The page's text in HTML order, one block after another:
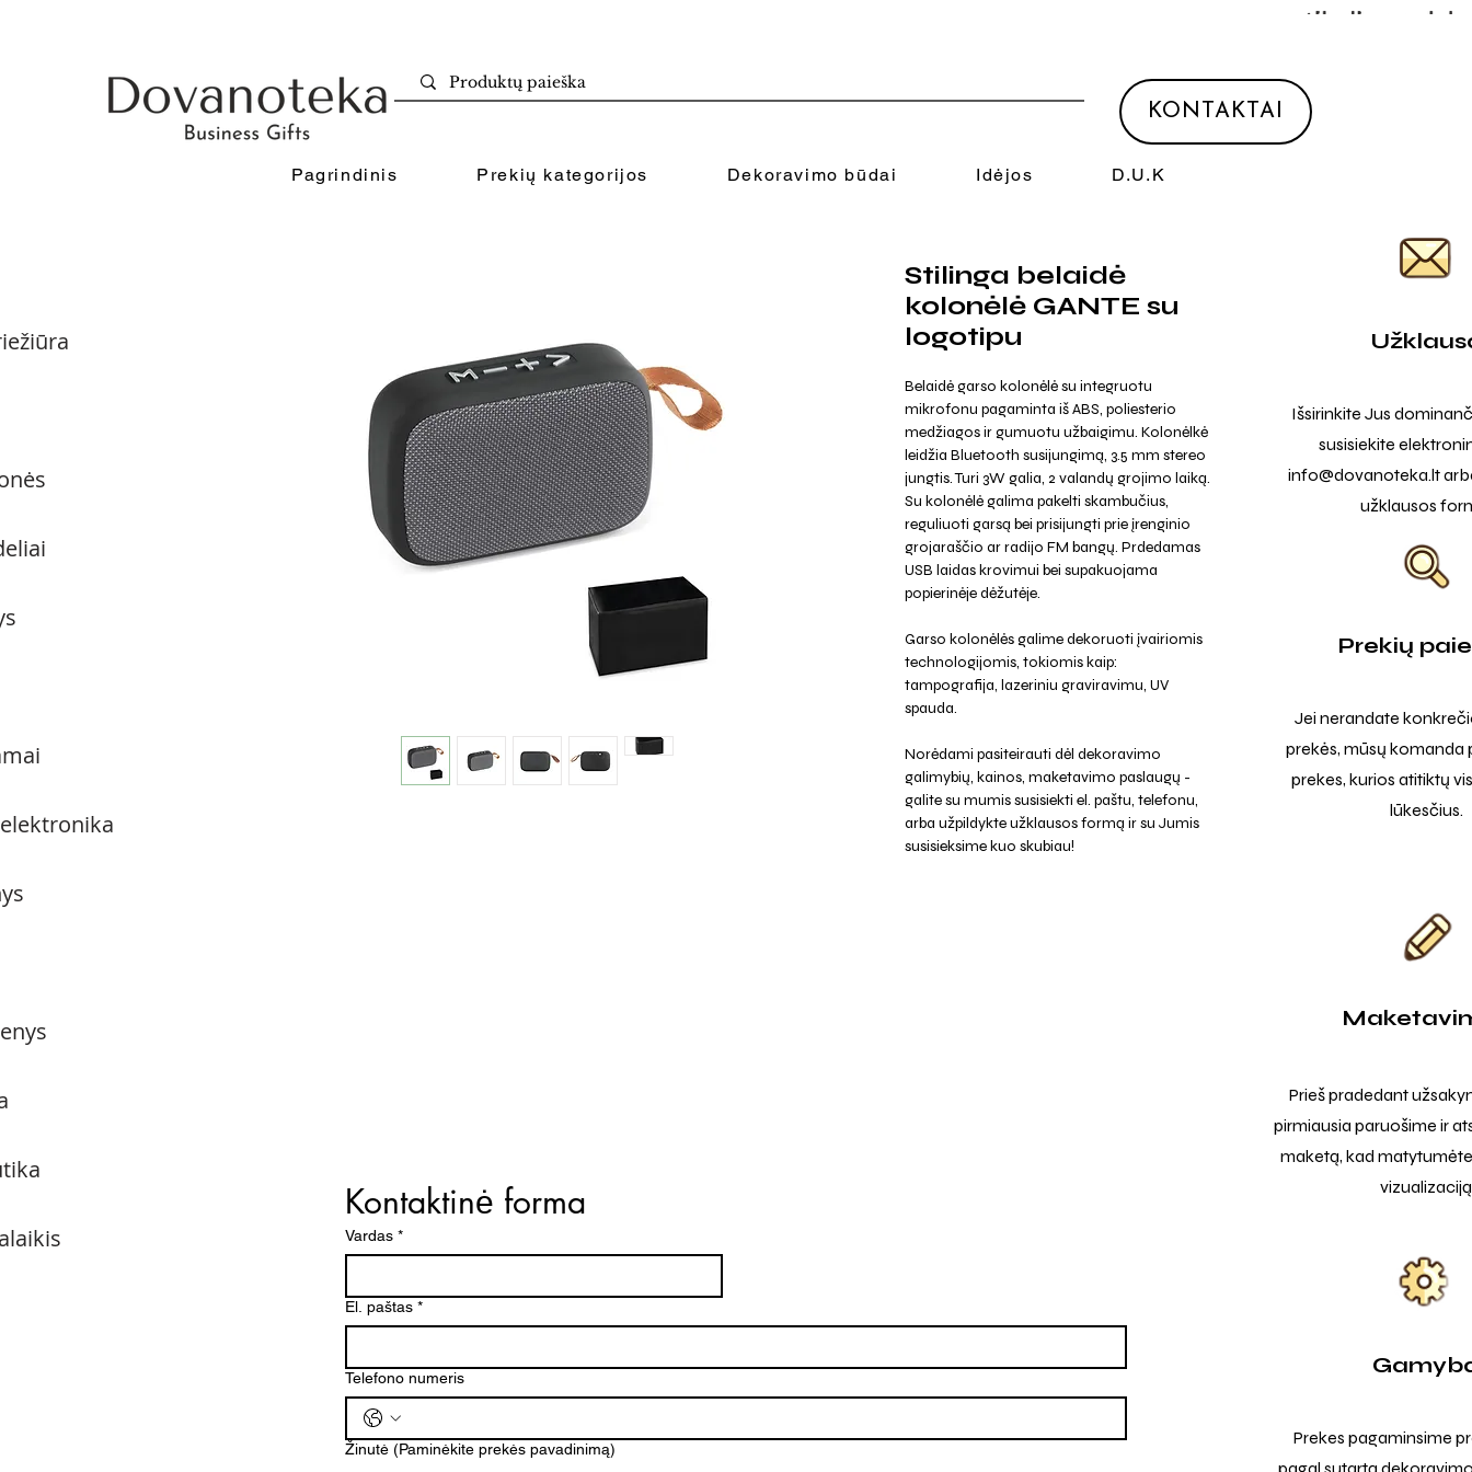
Pagrindinis Prekių kategorijos Dekoravimo būdai Idėjos D.U.K
KONTAKTAI
Stilinga belaidė
kolonėlė GANTE su
logotipu
Belaidė garso kolonėlė su integruotu
mikrofonu pagaminta iš ABS, poliesterio
medžiagos ir gumuotu užbaigimu. Kolonėlkė
leidžia Bluetooth susijungimą, 3.5 mm stereo
jungtis. Turi 3W galia, 2 valandų grojimo laiką.
Su kolonėlė galima pakelti skambučius,
reguliuoti garsą bei prisijungti prie įrenginio
grojaraščio ar radijo FM bangų. Prdedamas
USB laidas krovimui bei supakuojama
popierinėje dėžutėje.
Garso kolonėlės galime dekoruoti įvairiomis
technologijomis, tokiomis kaip:
tampografija, lazeriniu graviravimu, UV
spauda.
Norėdami pasiteirauti dėl dekoravimo
galimybių, kainos, maketavimo paslaugų -
galite su mumis susisiekti el. paštu, telefonu,
arba užpildykte užklausos formą ir su Jumis
susisieksime kuo skubiau!
Išsirinkite Jus
susisiekite
info@dovanoteka.lt
užklausos
Prekių
Jei nerandate
prekės, mūsų komanda
prekes, kurios atitiktų
lūkesčius.
Kontaktinė forma
Vardas *
El. paštas *
Telefono numeris
Žinutė (Paminėkite prekės pavadinimą)
Prieš pradedant
pirmiausia paruošime ir
maketą, kad
vizualizaciją
Prekes pagaminsime